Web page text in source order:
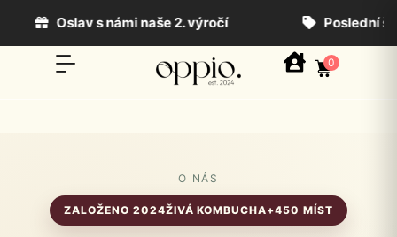
s námi naše 2. výročí Poslední šance na −20
0
O NÁS
ZALOŽENO 2024ŽIVÁ KOMBUCHA+450 MÍST